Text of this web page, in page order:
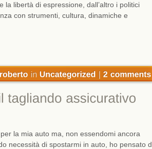
la libertà di espressione, dall’altro i politici
con strumenti, cultura, dinamiche e
la mia auto ma, non essendomi ancora
necessità di spostarmi in auto, ho pensato